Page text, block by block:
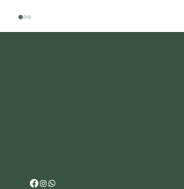
您的夢幻婚禮交通工具